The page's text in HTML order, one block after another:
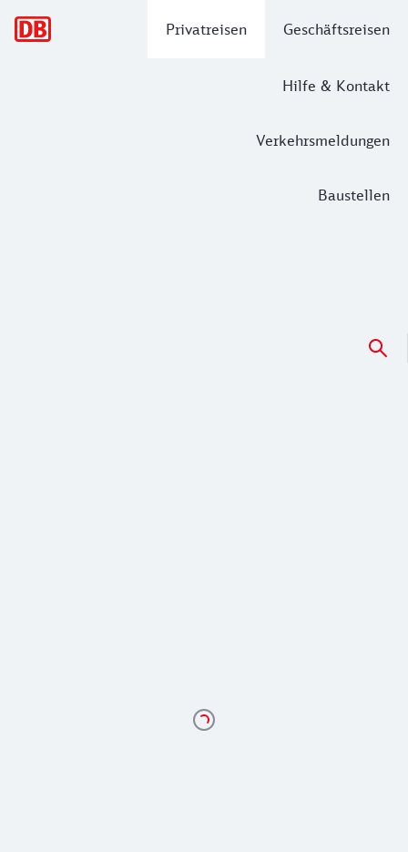
Privatreisen Geschäftsreisen
Hilfe & Kontakt
Verkehrsmeldungen
Baustellen